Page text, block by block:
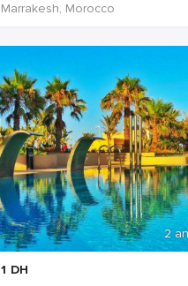
Marrakesh, Morocco
2
1 DH